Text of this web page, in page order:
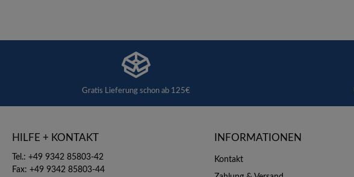
Gratis Lieferung schon ab 125€
HILFE + KONTAKT
Tel.: +49 9342 85803-42
Fax: +49 9342 85803-44
INFORMATIONEN
Kontakt